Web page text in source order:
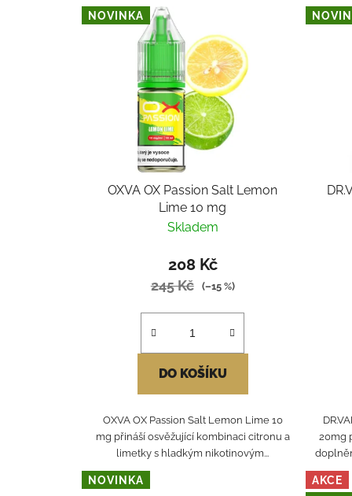
NOVINKA
OXVA OX Passion Salt Lemon
Lime 10 mg
Skladem
208 Kč
245 Kč (–15 %)
DO KOŠÍKU
OXVA OX Passion Salt Lemon Lime 10
mg přináší osvěžující kombinaci citronu a
limetky s hladkým nikotinovým...
20mg
NOVINKA
AKCE